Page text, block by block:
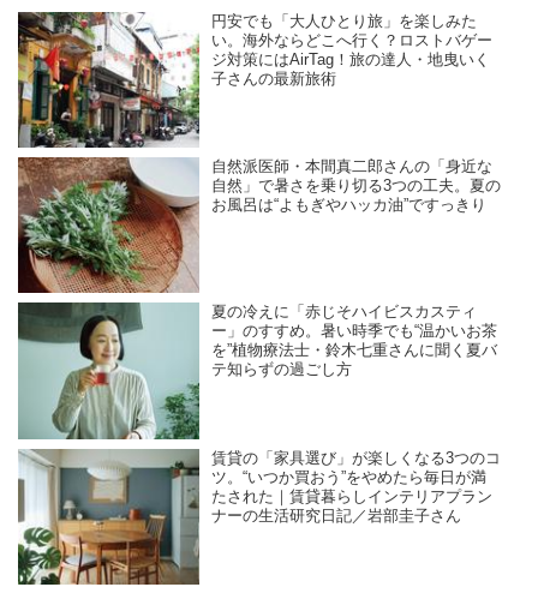
円安でも「大人ひとり旅」を楽しみた
い。海外ならどこへ行く？ロストバゲー
ジ対策にはAirTag！旅の達人・地曳いく
子さんの最新旅術
自然派医師・本間真二郎さんの「身近な
自然」で暑さを乗り切る3つの工夫。夏の
お風呂は“よもぎやハッカ油”ですっきり
夏の冷えに「赤じそハイビスカスティ
ー」のすすめ。暑い時季でも“温かいお茶
を”植物療法士・鈴木七重さんに聞く夏バ
テ知らずの過ごし方
賃貸の「家具選び」が楽しくなる3つのコ
ツ。“いつか買おう”をやめたら毎日が満
たされた｜賃貸暮らしインテリアプラン
ナーの生活研究日記／岩部圭子さん